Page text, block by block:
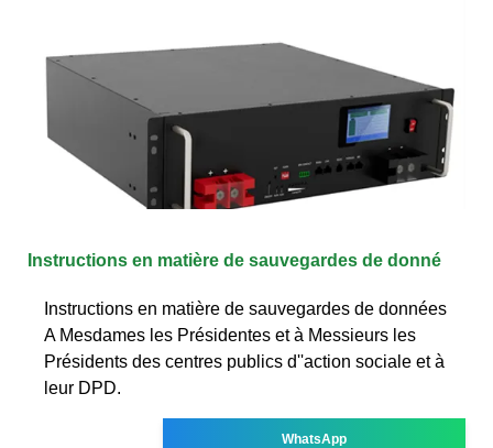
Instructions en matière de sauvegardes de donné
Instructions en matière de sauvegardes de données
A Mesdames les Présidentes et à Messieurs les
Présidents des centres publics d''action sociale et à
leur DPD.
WhatsApp